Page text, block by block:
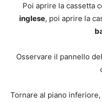
Poi aprire la cassetta
inglese, poi aprire la
Osservare il pannello
Tornare al piano